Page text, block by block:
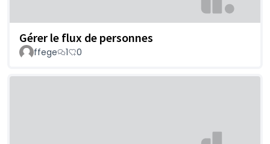
Gérer le flux de personnes
ffege 1 0